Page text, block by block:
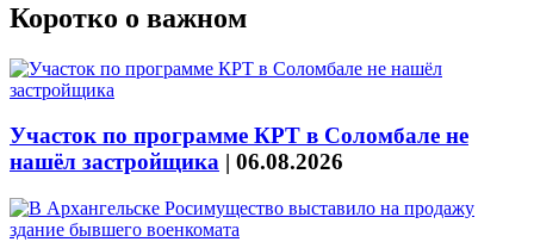
Коротко о важном
Участок по программе КРТ в Соломбале не
нашёл застройщика | 06.08.2026